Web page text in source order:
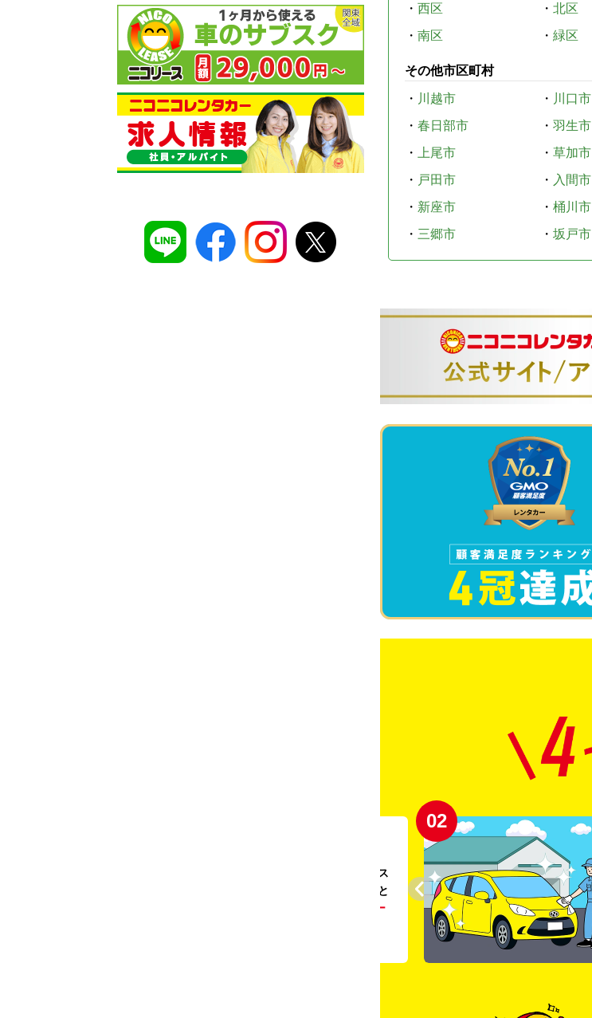
・ 西区 ・ 北区
・ 南区 ・ 緑区
その他市区町村
・ 川越市 ・ 川口市
・ 春日部市 ・ 羽生市
・
上尾市 ・ 草加市
・ 戸田市 ・ 入間市
・ 新座市 ・ 桶川市
・ 三郷市 ・ 坂戸市
。ガソリンス
タンドや整備工場の既存インフラを活用すること
リー
02